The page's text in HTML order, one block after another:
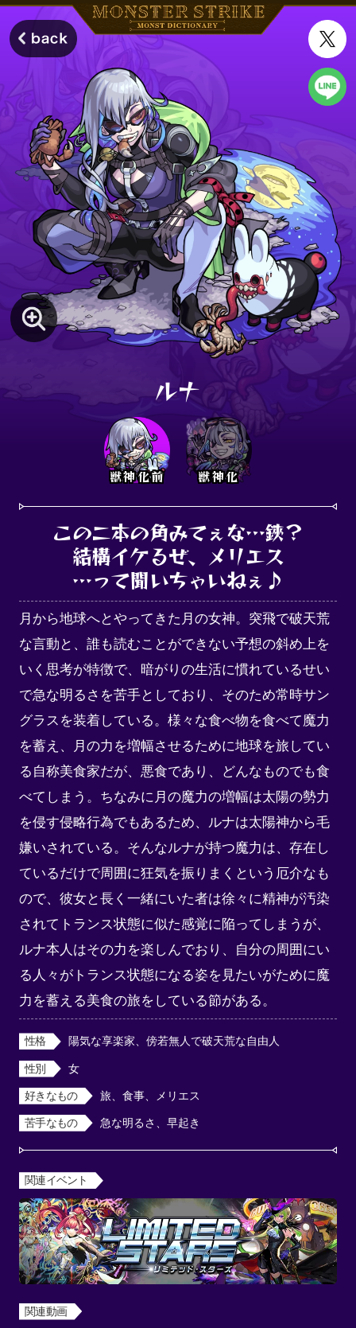
ルナ
獣神化前 獣神化
この二本の角みてぇな…鋏？
結構イケるぜ、メリエス
…って聞いちゃいねぇ♪
月から地球へとやってきた月の女神。突飛で破天荒
な言動と、誰も読むことができない予想の斜め上を
いく思考が特徴で、暗がりの生活に慣れているせい
で急な明るさを苦手としており、そのため常時サン
グラスを装着している。様々な食べ物を食べて魔力
を蓄え、月の力を増幅させるために地球を旅してい
る自称美食家だが、悪食であり、どんなものでも食
べてしまう。ちなみに月の魔力の増幅は太陽の勢力
を侵す侵略行為でもあるため、ルナは太陽神から毛
嫌いされている。そんなルナが持つ魔力は、存在し
ているだけで周囲に狂気を振りまくという厄介なも
ので、彼女と長く一緒にいた者は徐々に精神が汚染
されてトランス状態に似た感覚に陥ってしまうが、
ルナ本人はその力を楽しんでおり、自分の周囲にい
る人々がトランス状態になる姿を見たいがために魔
力を蓄える美食の旅をしている節がある。
性格 陽気な享楽家、傍若無人で破天荒な自由人
性別 女
好きなもの 旅、食事、メリエス
苦手なもの 急な明るさ、早起き
関連イベント
関連動画